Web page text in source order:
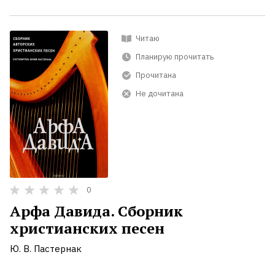
Читаю
Планирую прочитать
Прочитана
Не дочитана
0
Арфа Давида. Сборник
христианских песен
Ю. В. Пастернак